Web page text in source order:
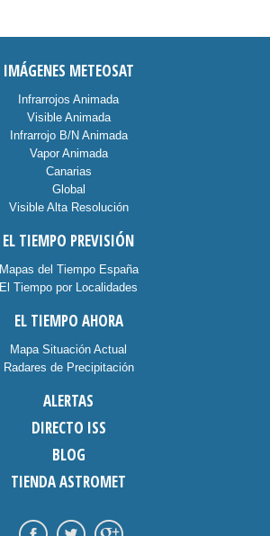
IMÁGENES METEOSAT
Infrarrojos Animada
Visible Animada
Infrarrojo B/N Animada
Vapor Animada
Canarias
Global
Visible Alta Resolución
EL TIEMPO PREVISIÓN
Mapas del Tiempo España
El Tiempo por Localidades
EL TIEMPO AHORA
Mapa Situación Actual
Radares de Precipitación
ALERTAS
DIRECTO ISS
BLOG
TIENDA ASTROMET